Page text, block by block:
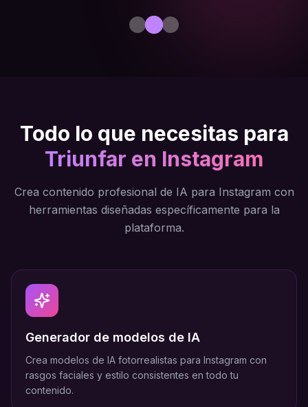
Todo lo que necesitas para
Triunfar en Instagram
Crea contenido profesional de IA para Instagram con
herramientas diseñadas específicamente para la
plataforma.
Generador de modelos de IA
Crea modelos de IA fotorrealistas para Instagram con
rasgos faciales y estilo consistentes en todo tu
contenido.